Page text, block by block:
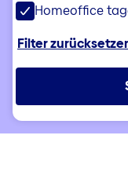
Homeoffice
Filter